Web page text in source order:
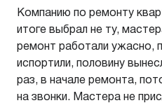
Компанию по ремонту
итоге выбрал не ту,
ремонт работали ужасно,
испортили, половину
раз, в начале ремонта,
на звонки. Мастера не